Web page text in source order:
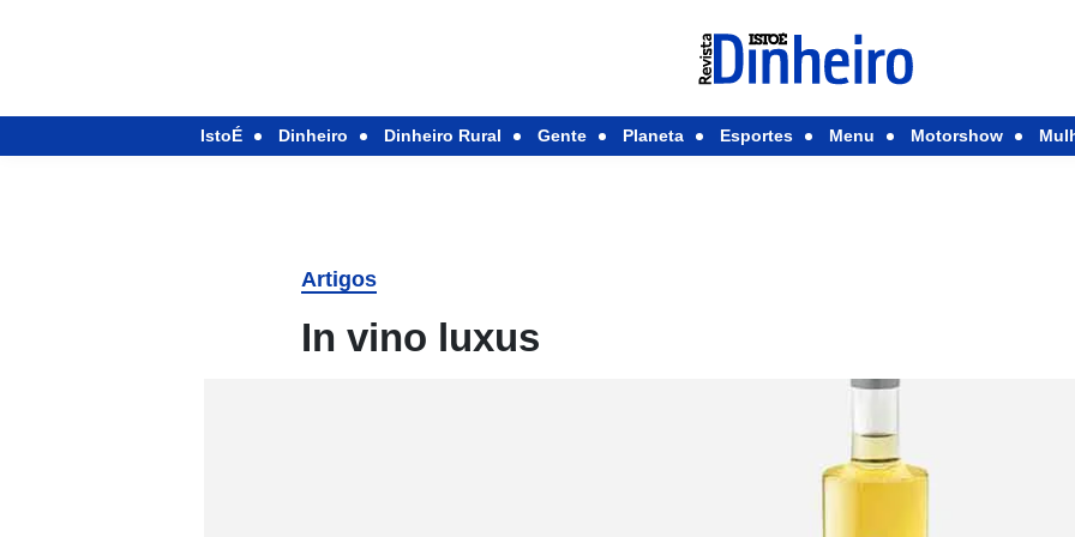
IstoÉ Dinheiro Dinheiro Rural Gente Planeta Esportes Menu Motorshow
Artigos
In vino luxus